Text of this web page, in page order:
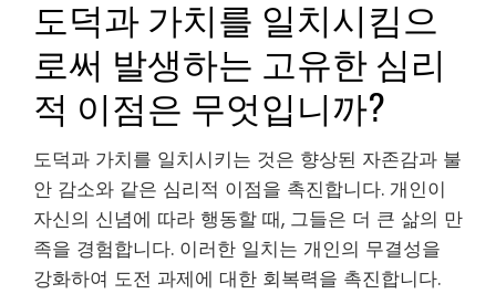
도덕과 가치를 일치시킴으
로써 발생하는 고유한 심리
적 이점은 무엇입니까?
도덕과 가치를 일치시키는 것은 향상된 자존감과 불
안 감소와 같은 심리적 이점을 촉진합니다. 개인이
자신의 신념에 따라 행동할 때, 그들은 더 큰 삶의 만
족을 경험합니다. 이러한 일치는 개인의 무결성을
강화하여 도전 과제에 대한 회복력을 촉진합니다.